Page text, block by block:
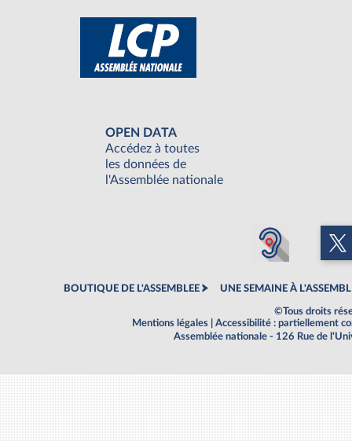
OPEN DATA
Accédez à toutes
les données de
l'Assemblée nationale
BOUTIQUE DE L'ASSEMBLEE UNE SEMAINE À
©Tous droits
Mentions légales
Accessibilité : partiellement
Assemblée nationale - 126 Rue de